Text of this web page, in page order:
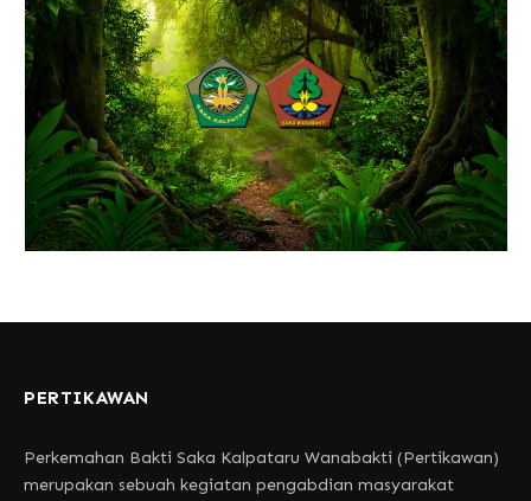
PERTIKAWAN
Perkemahan Bakti Saka Kalpataru Wanabakti (Pertikawan)
merupakan sebuah kegiatan pengabdian masyarakat